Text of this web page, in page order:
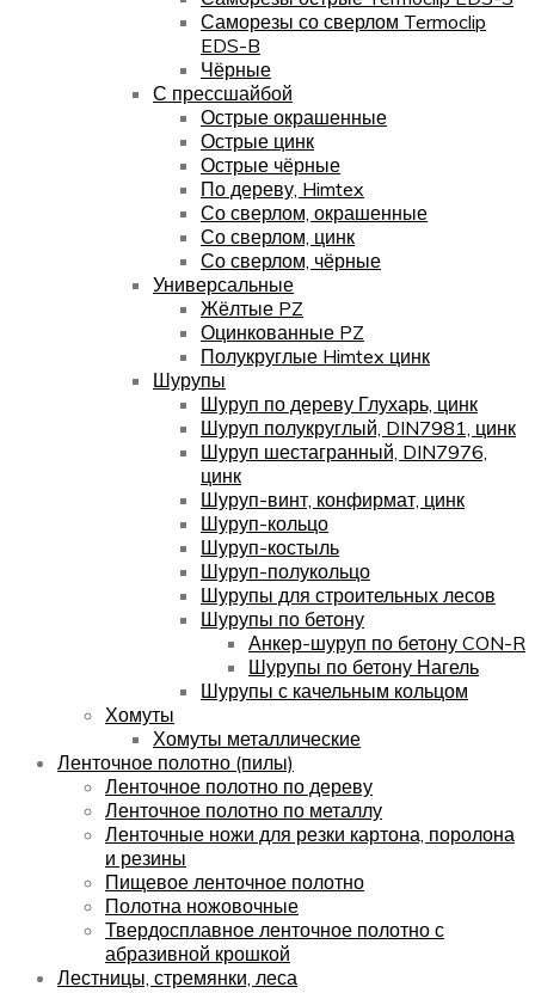
Саморезы со сверлом Termoclip
EDS-B
Чёрные
С прессшайбой
Острые окрашенные
Острые цинк
Острые чёрные
По дереву, Himtex
Со сверлом, окрашенные
Со сверлом, цинк
Со сверлом, чёрные
Универсальные
Жёлтые PZ
Оцинкованные PZ
Полукруглые Himtex цинк
Шурупы
Шуруп по дереву Глухарь, цинк
Шуруп полукруглый, DIN7981, цинк
Шуруп шестагранный, DIN7976,
цинк
Шуруп-винт, конфирмат, цинк
Шуруп-кольцо
Шуруп-костыль
Шуруп-полукольцо
Шурупы для строительных лесов
Шурупы по бетону
Анкер-шуруп по бетону CON-R
Шурупы по бетону Нагель
Шурупы с качельным кольцом
Хомуты
Хомуты металлические
Ленточное полотно (пилы)
Ленточное полотно по дереву
Ленточное полотно по металлу
Ленточные ножи для резки картона, поролона
и резины
Пищевое ленточное полотно
Полотна ножовочные
Твердосплавное ленточное полотно с
абразивной крошкой
Лестницы, стремянки, леса